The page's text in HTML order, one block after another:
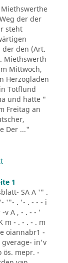
der der
steht
der den (Art.
Miethswerth
Mittwoch,
Herzogladen
Totflund
und hatte "
Freitag an
Der ..."
1
SA A '" .
'"- . '- . - - - i
v A , - . - - '
m - . - . - . m
oiannabr1 -
gverage- in'v
ös. mepr. -